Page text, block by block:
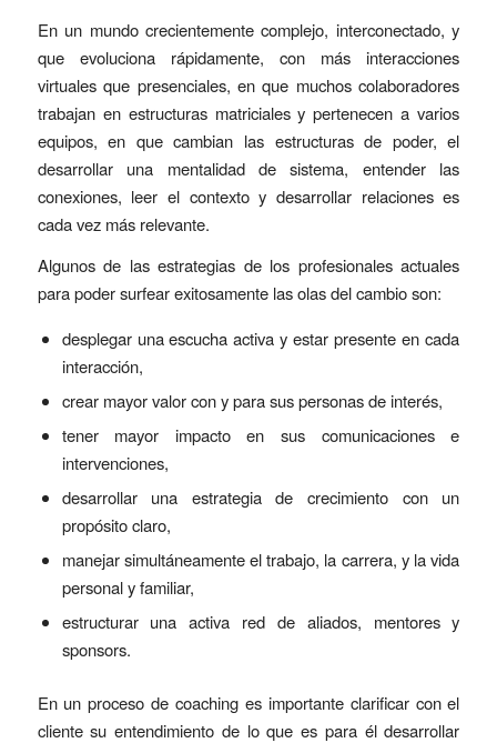
En un mundo crecientemente complejo, interconectado, y
que evoluciona rápidamente, con más interacciones
virtuales que presenciales, en que muchos colaboradores
trabajan en estructuras matriciales y pertenecen a varios
equipos, en que cambian las estructuras de poder, el
desarrollar una mentalidad de sistema, entender las
conexiones, leer el contexto y desarrollar relaciones es
cada vez más relevante.
Algunos de las estrategias de los profesionales actuales
para poder surfear exitosamente las olas del cambio son:
desplegar una escucha activa y estar presente en cada
interacción,
crear mayor valor con y para sus personas de interés,
tener mayor impacto en sus comunicaciones e
intervenciones,
desarrollar una estrategia de crecimiento con un
propósito claro,
manejar simultáneamente el trabajo, la carrera, y la vida
personal y familiar,
estructurar una activa red de aliados, mentores y
sponsors.
En un proceso de coaching es importante clarificar con el
cliente su entendimiento de lo que es para él desarrollar